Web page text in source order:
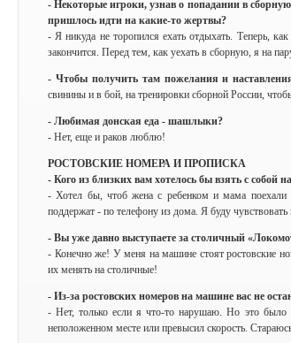
- Некоторые игроки, узнав о попадании в
пришлось идти на какие-то жертвы?
- Я никуда не торопился ехать отдыхать. Теперь,
закончится. Перед тем, как уехать в сборную, я на
- Чтобы получить там пожелания и
свинины и в бой, на тренировки сборной России,
- Любимая донская еда - шашлыки?
- Нет, еще и раков люблю!
РОСТОВСКИЕ НОМЕРА И ПРОПИСКА
- Кого из близких вам хотелось бы взять с собой
- Хотел бы, чтоб жена с ребенком и мама
поддержат - по телефону из дома. Я буду
- Вы уже давно выступаете за столичный
- Конечно же! У меня на машине стоят ростовские
их менять на столичные!
- Из-за ростовских номеров на машине вас не
- Нет, только если я что-то нарушаю. Но это было
неположенном месте или превысил скорость.